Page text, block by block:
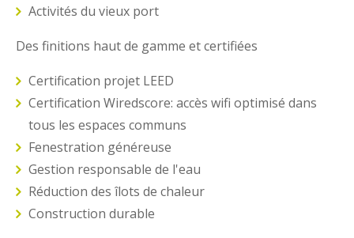
Activités du vieux port
Des finitions haut de gamme et certifiées
Certification projet LEED
Certification Wiredscore: accès wifi optimisé dans
tous les espaces communs
Fenestration généreuse
Gestion responsable de l'eau
Réduction des îlots de chaleur
Construction durable